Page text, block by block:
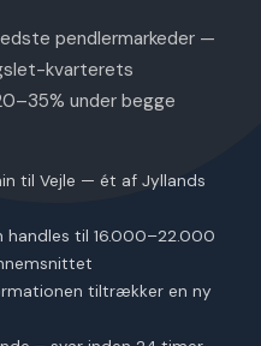
pendlermarkeder —
kvarterets
under begge
til Vejle — ét af Jyllands
handles til 16.000–22.000
tiltrækker en ny